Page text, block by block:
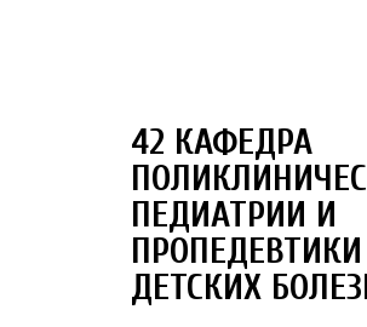
42 КАФЕДРА
ПЕДИАТРИИ И
ПРОПЕДЕВТИКИ
ДЕТСКИХ